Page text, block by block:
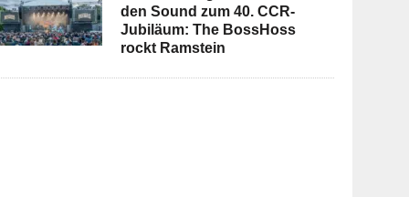
den Sound zum 40. CCR-
Jubiläum: The BossHoss
rockt Ramstein